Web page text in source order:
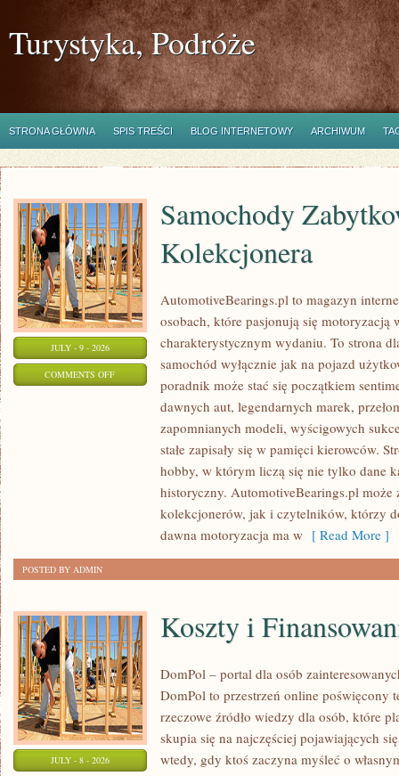
Turystyka, Podróże
STRONA GŁÓWNA SPIS TREŚCI BLOG INTERNETOWY ARCHIWUM
JULY - 9 - 2026
COMMENTS OFFON
SAMOCHODY
Samochody
Kolekcjonera
AutomotiveBearings.pl to magazyn
osobach, które pasjonują się motoryzacją
charakterystycznym wydaniu. To strona
samochód wyłącznie jak na pojazd
poradnik może stać się początkiem
dawnych aut, legendarnych marek,
zapomnianych modeli, wyścigowych
stałe zapisały się w pamięci kierowców.
hobby, w którym liczą się nie tylko dane
historyczny. AutomotiveBearings.pl może
kolekcjonerów, jak i czytelników, którzy
dawna motoryzacja ma w [ Read More ]
POSTED BY ADMIN
JULY - 8 - 2026
Koszty i
DomPol – portal dla osób
DomPol to przestrzeń online poświęcony
rzeczowe źródło wiedzy dla osób, które
skupia się na najczęściej pojawiających
wtedy, gdy ktoś zaczyna myśleć o